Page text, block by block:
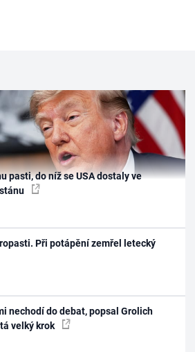
pasti, do níž se USA dostaly ve
Při potápění zemřel letecký
nechodí do debat, popsal Grolich
velký krok